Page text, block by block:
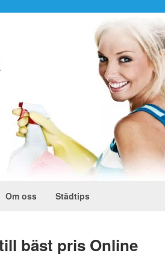
Om oss Städtips
bäst pris Online